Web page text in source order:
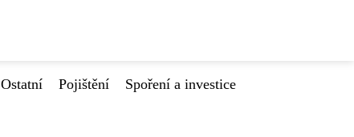
Ostatní Pojištění
Spoření a investice